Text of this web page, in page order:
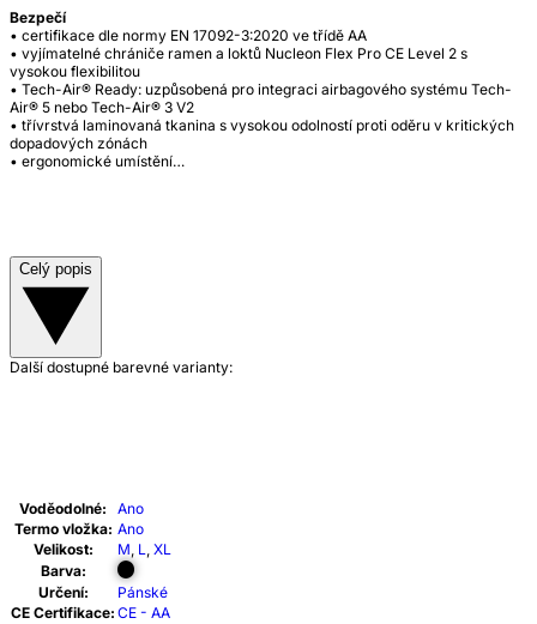
Bezpečí
• certifikace dle normy EN 17092-3:2020 ve třídě AA
• vyjímatelné chrániče ramen a loktů Nucleon Flex Pro CE Level 2 s
vysokou flexibilitou
• Tech-Air® Ready: uzpůsobená pro integraci airbagového systému Tech-
Air® 5 nebo Tech-Air® 3 V2
• třívrstvá laminovaná tkanina s vysokou odolností proti oděru v kritických
dopadových zónách
• ergonomické umístění…
Celý popis
Další dostupné barevné varianty:
Voděodolné:
Ano
Termo vložka: Ano
Velikost:
M, L, XL
Barva:
Určení:
Pánské
CE Certifikace: CE - AA